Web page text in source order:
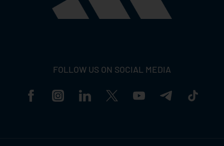
FOLLOW US ON SOCIAL MEDIA